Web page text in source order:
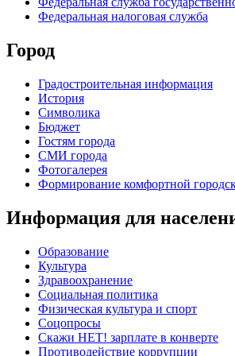
Федеральная налоговая служба
Город
Градостроительная информация
История
Символика
Бюджет
Гостям города
СМИ города
Фотогалерея
Формирование комфортной
Информация для
Образование
Культура
Здравоохранение
Социальная политика
Физическая культура и спорт
Соцопросы
Скажи НЕТ! зарплате в конверте
Противодействие коррупции